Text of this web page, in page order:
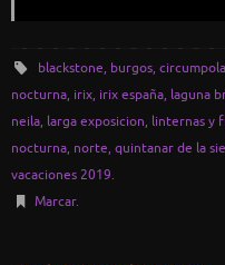
blackstone, burgos,
nocturna, irix, irix españa, laguna
neila, larga exposicion, linternas y
nocturna, norte, quintanar de la
vacaciones 2019.
Marcar.